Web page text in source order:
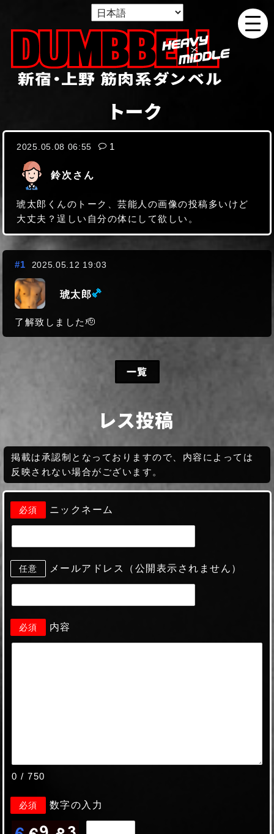
新宿・上野 筋肉系ダンベル
トーク
2025.05.08 06:55 1
鈴次さん
琥太郎くんのトーク、芸能人の画像の投稿多いけど
大丈夫？逞しい自分の体にして欲しい。
#1 2025.05.12 19:03
琥太郎
了解致しました🫡
一覧
レス投稿
掲載は承認制となっておりますので、内容によっては
反映されない場合がございます。